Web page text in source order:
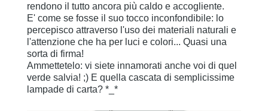
rendono il tutto ancora più caldo e accogliente.
E' come se fosse il suo tocco inconfondibile: lo
percepisco attraverso l'uso dei materiali naturali e
l'attenzione che ha per luci e colori... Quasi una
sorta di firma!
Ammettetelo: vi siete innamorati anche voi di quel
verde salvia! ;) E quella cascata di semplicissime
lampade di carta? *_*